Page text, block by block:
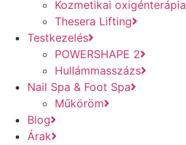
Kozmetikai oxigénterápia
Thesera Lifting
Testkezelés
POWERSHAPE 2
Hullámmasszázs
Nail Spa & Foot Spa
Műköröm
Blog
Árak